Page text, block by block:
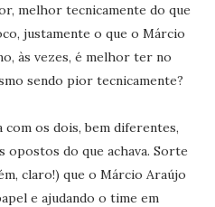
melhor tecnicamente do que
justamente o que o Márcio
às vezes, é melhor ter no
sendo pior tecnicamente?
com os dois, bem diferentes,
opostos do que achava. Sorte
claro!) que o Márcio Araújo
e ajudando o time em